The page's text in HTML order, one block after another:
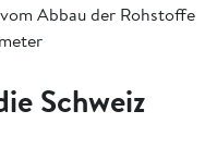
Abbau der Rohstoffe
Schweiz